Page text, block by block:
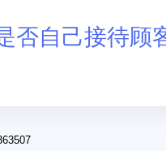
否自己接待顾